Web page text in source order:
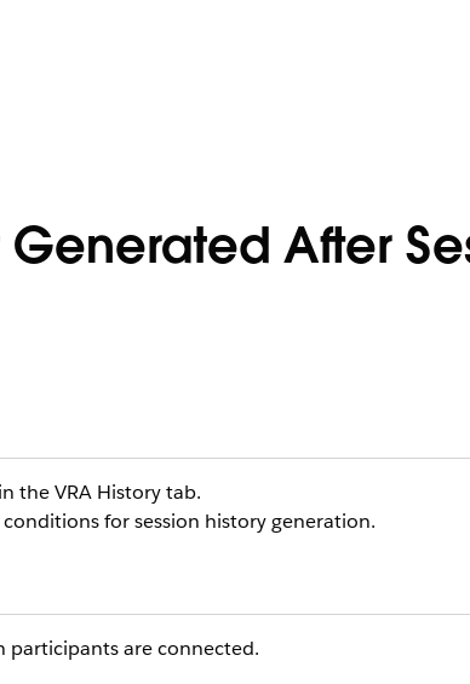
Generated After
the VRA History tab.
for session history generation.
participants are connected.